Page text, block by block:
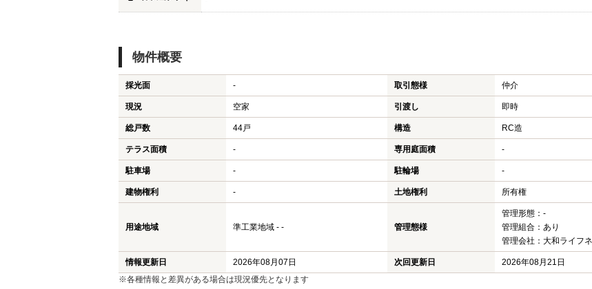
物件概要
採光面 - 取引態様 仲介
現況 空家 引渡し 即時
総戸数 44戸 構造 RC造
テラス面積 - 専用庭面積 -
駐車場 - 駐輪場 -
建物権利 - 土地権利 所有権
用途地域 準工業地域 - - 管理態様
管理形態：-
管理組合：あり
管理会社：大和ライフ
情報更新日 2026年08月07日 次回更新日
2026年08月21日
※各種情報と差異がある場合は現況優先となります